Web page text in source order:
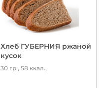
Хлеб ГУБЕРНИЯ ржаной
кусок
30 гр., 58 ккал.,